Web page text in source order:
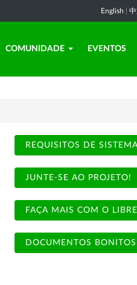
English
COMUNIDADE EVENTOS
REQUISITOS DE
JUNTE-SE AO PROJETO!
FAÇA MAIS COM O
DOCUMENTOS BONITOS